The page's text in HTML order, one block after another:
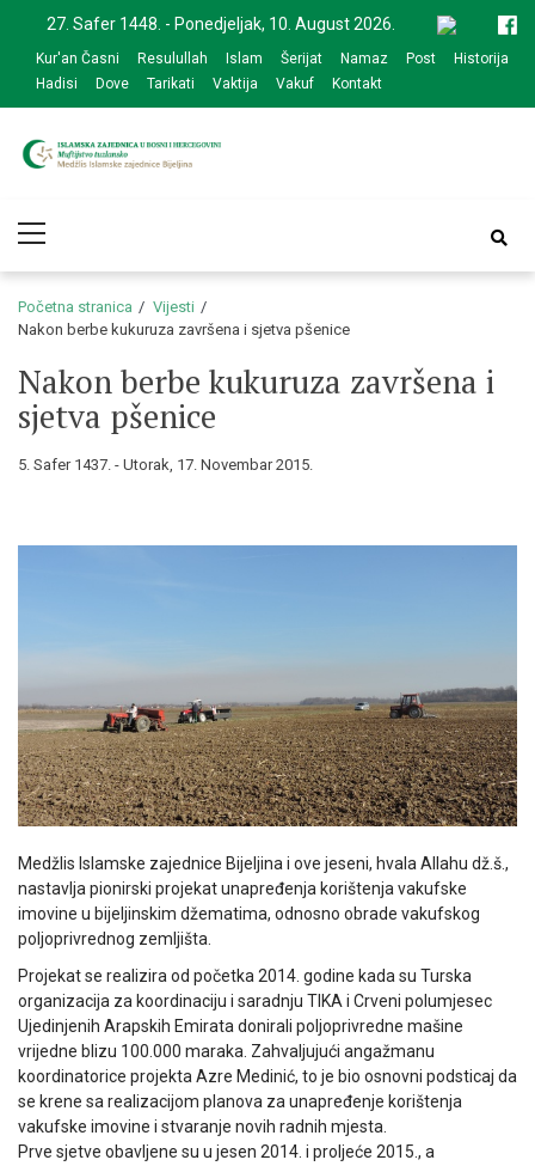
navigation
content
27. Safer 1448. - Ponedjeljak, 10. August 2026.
Kur'an Časni Resulullah Islam Šerijat Namaz Post
Historija
Hadisi
Dove Tarikati Vaktija Vakuf Kontakt
zajednice Bijeljina
Menu
Početna stranica
Vijesti
Nakon berbe kukuruza završena i sjetva pšenice
Nakon berbe kukuruza završena i
sjetva pšenice
5. Safer 1437. - Utorak, 17. Novembar 2015.
Medžlis Islamske zajednice Bijeljina i ove jeseni, hvala Allahu dž.š.,
nastavlja pionirski projekat unapređenja korištenja vakufske
imovine u bijeljinskim džematima, odnosno obrade vakufskog
poljoprivrednog zemljišta.
Projekat se realizira od početka 2014. godine kada su Turska
organizacija za koordinaciju i saradnju TIKA i Crveni polumjesec
Ujedinjenih Arapskih Emirata donirali poljoprivredne mašine
vrijedne blizu 100.000 maraka. Zahvaljujući angažmanu
koordinatorice projekta Azre Medinić, to je bio osnovni podsticaj da
se krene sa realizacijom planova za unapređenje korištenja
vakufske imovine i stvaranje novih radnih mjesta.
Prve sjetve obavljene su u jesen 2014. i proljeće 2015., a